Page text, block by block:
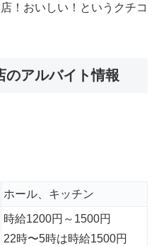
！おいしい！というクチコ
のアルバイト情報
ホール、キッチン
時給1200円～1500円
22時〜5時は時給1500円